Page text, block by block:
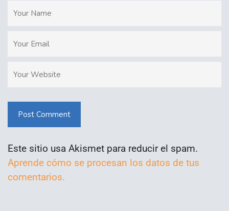
Post Comment
Este sitio usa Akismet para reducir el spam.
Aprende cómo se procesan los datos de tus
comentarios.